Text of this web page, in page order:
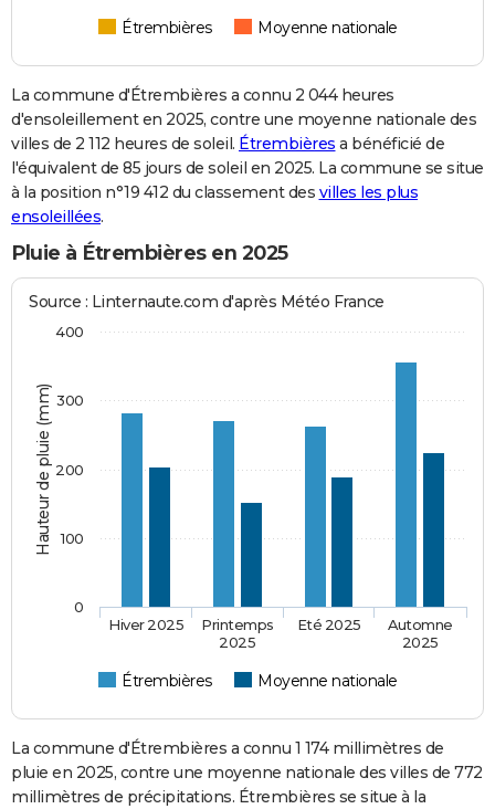
Étrembières Moyenne nationale
La commune d'Étrembières a connu 2 044 heures
d'ensoleillement en 2025, contre une moyenne nationale des
villes de 2 112 heures de soleil. Étrembières a bénéficié de
l'équivalent de 85 jours de soleil en 2025. La commune se situe
à la position n°19 412 du classement des villes les plus
ensoleillées.
Pluie à Étrembières en 2025
Hauteur de pluie (mm)
Source : Linternaute.com d'après Météo France
Étrembières Moyenne nationale
Hiver 2025
Printemps
2025
Eté 2025
Automne
2025
0
100
200
300
400
La commune d'Étrembières a connu 1 174 millimètres de
pluie en 2025, contre une moyenne nationale des villes de 772
millimètres de précipitations. Étrembières se situe à la